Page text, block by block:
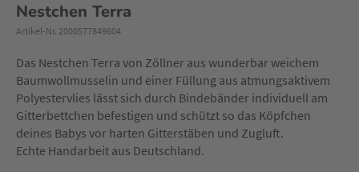
Nestchen Terra
Artikel-Nr. 2000577849604
Das Nestchen Terra von Zöllner aus wunderbar weichem
Baumwollmusselin und einer Füllung aus atmungsaktivem
Polyestervlies lässt sich durch Bindebänder individuell am
Gitterbettchen befestigen und schützt so das Köpfchen
deines Babys vor harten Gitterstäben und Zugluft.
Echte Handarbeit aus Deutschland.